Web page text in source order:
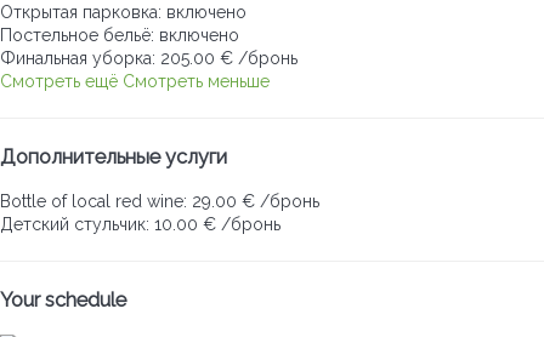
Открытая парковка: включено
Постельное бельё: включено
Финальная уборка: 205.00 € /бронь
Смотреть ещё Смотреть меньше
Дополнительные услуги
Bottle of local red wine: 29.00 € /бронь
Детский стульчик: 10.00 € /бронь
Your schedule